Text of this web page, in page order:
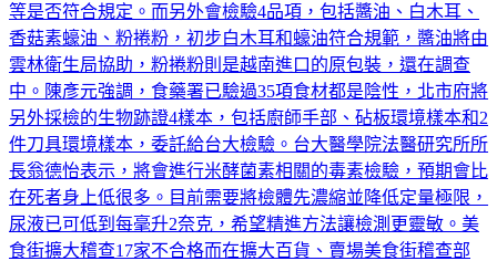
香菇素蠔油、粉捲粉，初步白木耳和蠔油符合規範，醬油將由
雲林衛生局協助，粉捲粉則是越南進口的原包裝，還在調查
中。陳彥元強調，食藥署已驗過35項食材都是陰性，北市府將
另外採檢的生物跡證4樣本，包括廚師手部、砧板環境樣本和2
件刀具環境樣本，委託給台大檢驗。台大醫學院法醫研究所所
長翁德怡表示，將會進行米酵菌素相關的毒素檢驗，預期會比
在死者身上低很多。目前需要將檢體先濃縮並降低定量極限，
尿液已可低到每毫升2奈克，希望精進方法讓檢測更靈敏。美
食街擴大稽查17家不合格而在擴大百貨、賣場美食街稽查部
分，3/31到微風南京、SOGO天母店，目前共37家業者，發現